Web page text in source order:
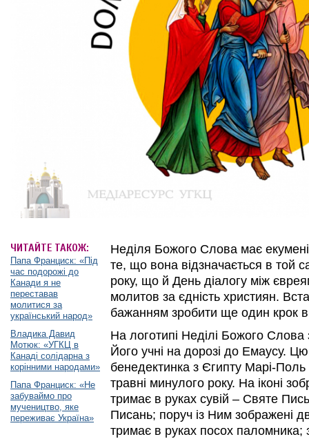
ЧИТАЙТЕ ТАКОЖ:
Папа Франциск: «Під
час подорожі до
Канади я не
переставав
молитися за
український народ»
Владика Давид
Мотюк: «УГКЦ в
Канаді солідарна з
корінними народами»
Папа Франциск: «Не
забуваймо про
мучеництво, яке
переживає Україна»
Неділя Божого Слова має
те, що вона відзначається в той
року, що й День діалогу між
молитов за єдність християн.
бажанням зробити ще один крок в
На логотипі Неділі Божого
Його учні на дорозі до Емаусу.
бенедектинка з Єгипту Марі-
травні минулого року. На іконі
тримає в руках сувій – Святе
Писань; поруч із Ним зображені
тримає в руках посох паломника;